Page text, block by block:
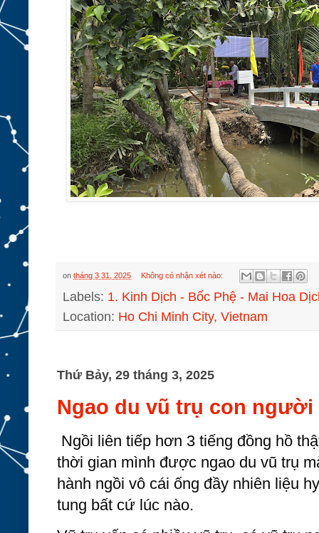
on tháng 3 31, 2025 Không có nhận xét nào:
Labels: 1. Kinh Dịch - Bốc Phệ - Mai Hoa
Location: Ho Chi Minh City, Vietnam
Thứ Bảy, 29 tháng 3, 2025
Ngao du vũ trụ con người
Ngồi liên tiếp hơn 3 tiếng đồng hồ
thời gian mình được ngao du vũ trụ
hành ngồi vô cái ống đầy nhiên liệu
tung bất cứ lúc nào.